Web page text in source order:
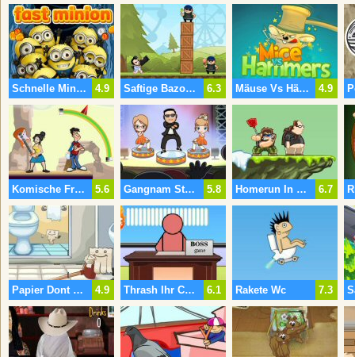
4.9
Schnelle Minion 6.3
Saftige Bazooka 4.9
Mäuse Vs Hämmer
5.6
Komische Freundin 5.8
Gangnam Style Dance 6.7
Homerun In Berkerkland 2
4.9
Papier Dont Verschieben 6.1
Thrash Ihr Chef 7.3
Rakete Wc